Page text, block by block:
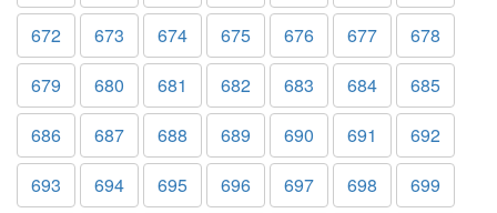
672
673 674 675 676 677
678
679
680 681 682 683 684
685
686
687 688 689 690 691
692
693
694 695 696 697 698
699